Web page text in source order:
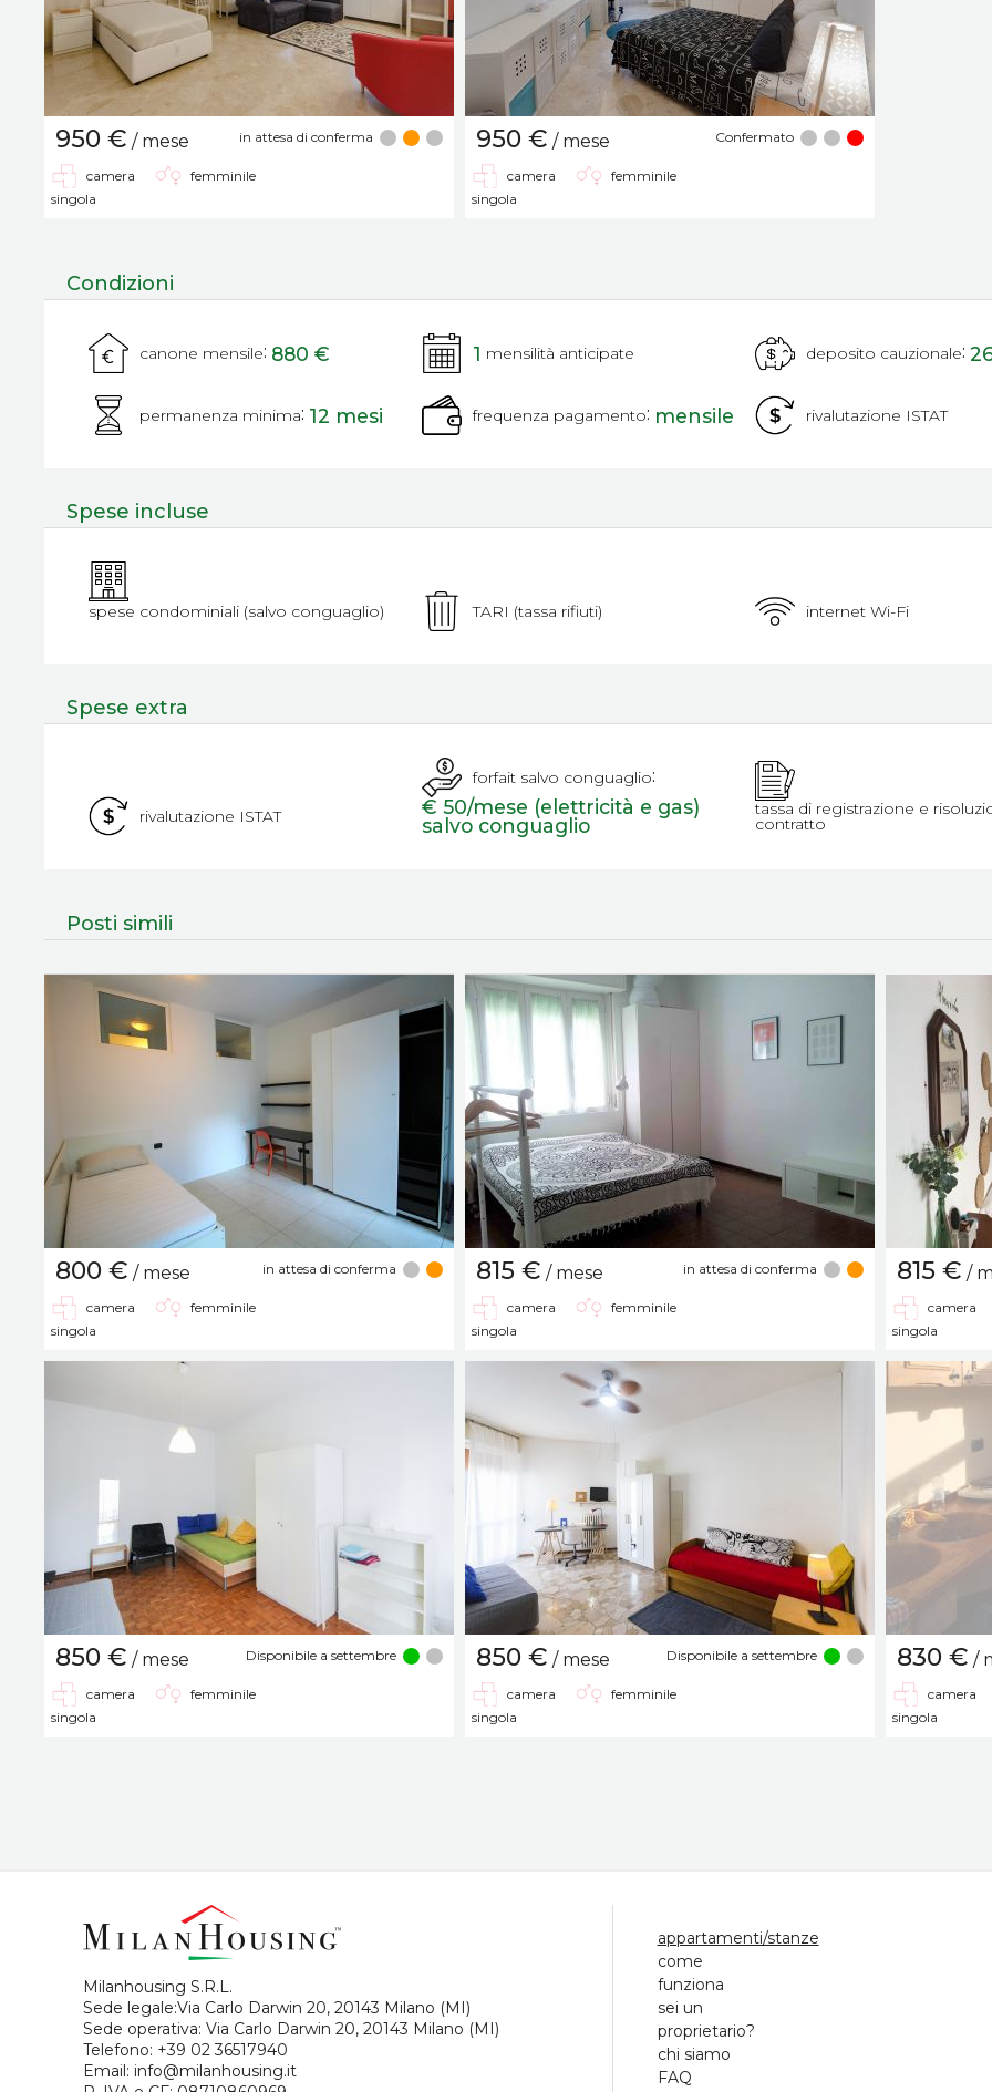
NABA
950 € / mese in attesa di conferma
camera
singola
femminile
950 € / mese Confermato
camera
singola
femminile
Condizioni
canone mensile: 880 € 1 mensilità anticipate deposito cauzionale:
permanenza minima: 12 mesi frequenza pagamento: mensile rivalutazione ISTAT
Spese incluse
spese condominiali (salvo conguaglio) TARI (tassa rifiuti) internet Wi-Fi
Spese extra
rivalutazione ISTAT
forfait salvo conguaglio:
€ 50/mese (elettricità e gas)
salvo conguaglio
tassa di registrazione e
contratto
Posti simili
800 € / mese in attesa di conferma
camera
singola
femminile
815 € / mese in attesa di conferma
camera
singola
femminile
815 € /
camera
singola
850 € / mese Disponibile a settembre
camera
singola
femminile
850 € / mese Disponibile a settembre
camera
singola
femminile
830 € /
camera
singola
Milanhousing S.R.L.
Sede legale:Via Carlo Darwin 20, 20143 Milano (MI)
Sede operativa: Via Carlo Darwin 20, 20143 Milano (MI)
Telefono: +39 02 36517940
Email: info@milanhousing.it
appartamenti/stanze
come
funziona
sei un
proprietario?
chi siamo
FAQ